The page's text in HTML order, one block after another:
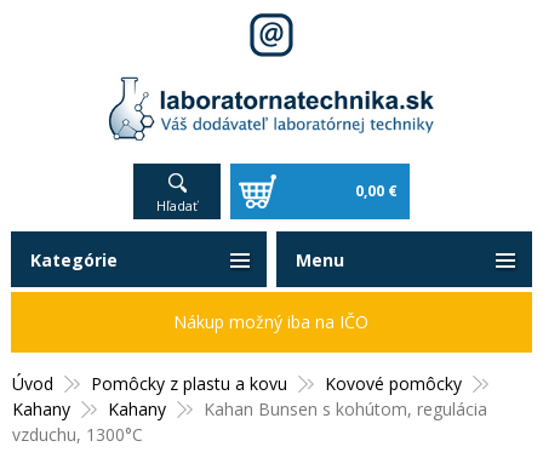
Hľadať
0,00 €
Úvod Pomôcky z plastu a kovu
Kovové pomôcky
Kahany
Kahany
Kahan Bunsen s kohútom, regulácia
vzduchu, 1300°C
Kategórie
Nákup možný iba na IČO
Menu